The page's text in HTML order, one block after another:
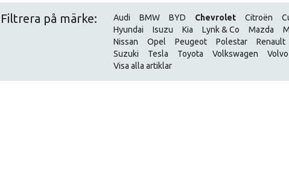
Filtrera på märke: Audi BMW BYD Chevrolet Citroën
Hyundai
Isuzu Kia Lynk & Co Mazda
Nissan
Opel Peugeot Polestar Renault
Suzuki
Tesla Toyota Volkswagen
Volvo
Visa alla artiklar